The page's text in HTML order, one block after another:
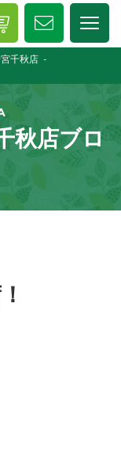
千秋店
秋店ブロ